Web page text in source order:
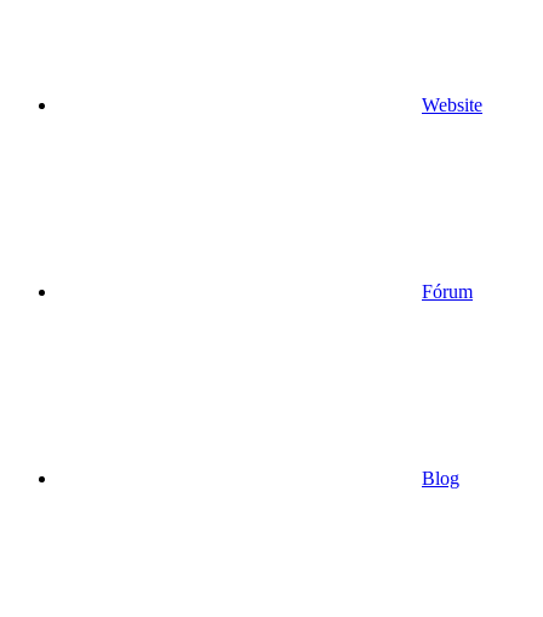
Website
Fórum
Blog